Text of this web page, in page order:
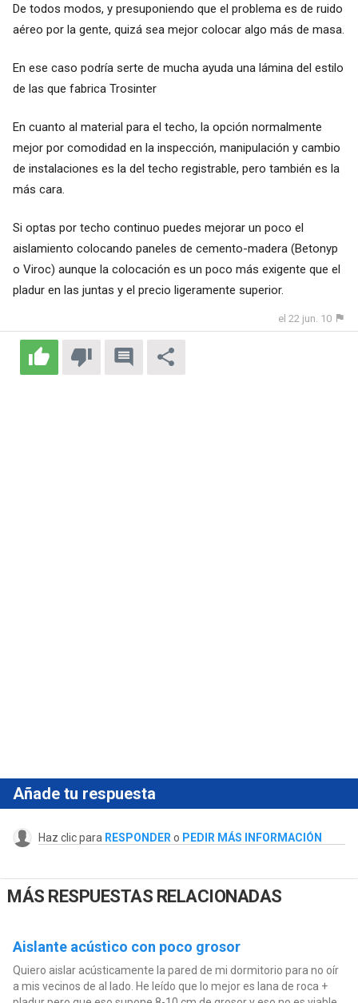
De todos modos, y presuponiendo que el problema es de ruido
aéreo por la gente, quizá sea mejor colocar algo más de masa.
En ese caso podría serte de mucha ayuda una lámina del estilo
de las que fabrica Trosinter
En cuanto al material para el techo, la opción normalmente
mejor por comodidad en la inspección, manipulación y cambio
de instalaciones es la del techo registrable, pero también es la
más cara.
Si optas por techo continuo puedes mejorar un poco el
aislamiento colocando paneles de cemento-madera (Betonyp
o Viroc) aunque la colocación es un poco más exigente que el
pladur en las juntas y el precio ligeramente superior.
el 22 jun. 10
Añade tu respuesta
Haz clic para RESPONDER o PEDIR MÁS INFORMACIÓN
MÁS RESPUESTAS RELACIONADAS
Aislante acústico con poco grosor
Quiero aislar acústicamente la pared de mi dormitorio para no oír
a mis vecinos de al lado. He leído que lo mejor es lana de roca +